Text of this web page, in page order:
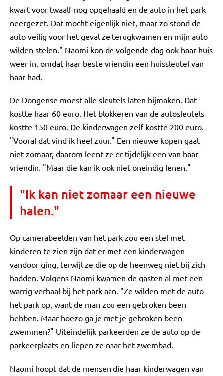
kwart voor twaalf nog opgehaald en de auto in het park
neergezet. Dat mocht eigenlijk niet, maar zo stond de
auto veilig voor het geval ze terugkwamen en mijn auto
wilden stelen." Naomi kon de volgende dag ook haar huis
weer in, omdat haar beste vriendin een huissleutel van
haar had.
De Dongense moest alle sleutels laten bijmaken. Dat
kostte haar 60 euro. Het blokkeren van de autosleutels
kostte 150 euro. De kinderwagen zelf kostte 200 euro.
"Vooral dat vind ik heel zuur." Een nieuwe kopen gaat
niet zomaar, daarom leent ze er tijdelijk een van haar
vriendin. "Maar die kan ik ook niet oneindig lenen."
"Ik kan niet zomaar een nieuwe
halen."
Op camerabeelden van het park zou een stel met
kinderen te zien zijn dat er met een kinderwagen
vandoor ging, terwijl ze die op de heenweg niet bij zich
hadden. Volgens Naomi kwamen de gasten al met een
warrig verhaal bij het park aan. "Ze wilden met de auto
het park op, want de man zou een gebroken been
hebben. Maar hoezo ga je met je gebroken been
zwemmen?" Uiteindelijk parkeerden ze de auto op de
parkeerplaats en liepen ze naar het zwembad.
Naomi hoopt dat de mensen die haar kinderwagen van